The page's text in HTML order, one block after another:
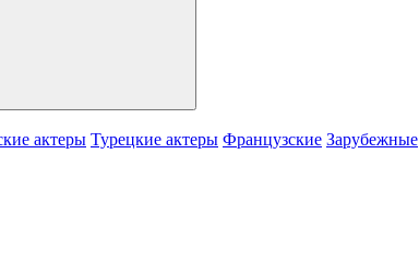
актеры Турецкие актеры Французские Зарубежные